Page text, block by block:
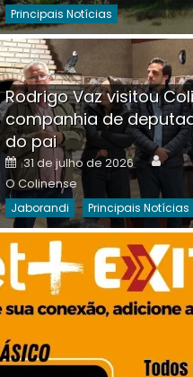
Boutique na Av.
invadida por
Posted
on
30 de julho de 2026 O
Destaques Da Semana
Principais Notícias
Rodrigo Vaz visitou
companhia de
do pai
Posted
on
31 de julho de 2026
O Colinense
Jaborandi Principais Notícias